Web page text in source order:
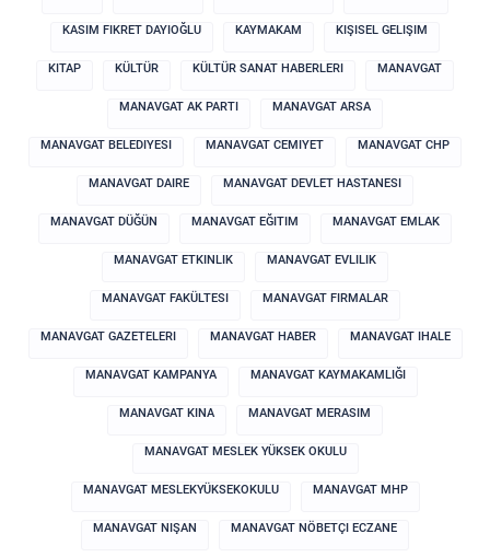
KASIM FIKRET DAYIOĞLU KAYMAKAM KIŞISEL GELIŞIM
KITAP KÜLTÜR KÜLTÜR SANAT HABERLERI MANAVGAT
MANAVGAT AK PARTI MANAVGAT ARSA
MANAVGAT BELEDIYESI MANAVGAT CEMIYET MANAVGAT CHP
MANAVGAT DAIRE MANAVGAT DEVLET HASTANESI
MANAVGAT DÜĞÜN MANAVGAT EĞITIM MANAVGAT EMLAK
MANAVGAT ETKINLIK MANAVGAT EVLILIK
MANAVGAT FAKÜLTESI MANAVGAT FIRMALAR
MANAVGAT GAZETELERI MANAVGAT HABER MANAVGAT IHALE
MANAVGAT KAMPANYA MANAVGAT KAYMAKAMLIĞI
MANAVGAT KINA MANAVGAT MERASIM
MANAVGAT MESLEK YÜKSEK OKULU
MANAVGAT MESLEKYÜKSEKOKULU MANAVGAT MHP
MANAVGAT NIŞAN MANAVGAT NÖBETÇI ECZANE